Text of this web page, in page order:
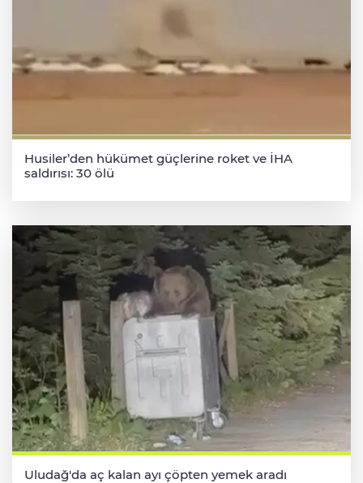
Husiler’den hükümet güçlerine roket ve İHA
saldırısı: 30 ölü
Uludağ'da aç kalan ayı çöpten yemek aradı